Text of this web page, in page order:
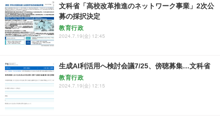
文科省「高校改革推進のネットワーク事業」2次公
募の採択決定
教育行政
2024.7.19(金) 12:45
生成AI利活用へ検討会議7/25、傍聴募集…文科省
教育行政
2024.7.19(金) 12:15